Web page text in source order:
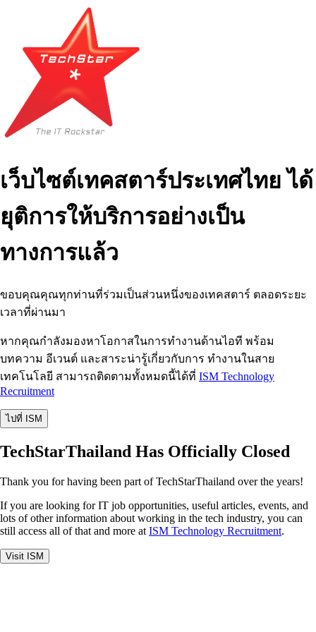
เว็บไซต์เทคสตาร์ประเทศไทย ได้
ยุติการให้บริการอย่างเป็น
ทางการแล้ว
ขอบคุณคุณทุกท่านที่ร่วมเป็นส่วนหนึ่งของเทคสตาร์ ตลอดระยะ
เวลาที่ผ่านมา
หากคุณกำลังมองหาโอกาสในการทำงานด้านไอที พร้อม
บทความ อีเวนต์ และสาระน่ารู้เกี่ยวกับการ ทำงานในสาย
เทคโนโลยี สามารถติดตามทั้งหมดนี้ได้ที่ ISM Technology
Recruitment
ไปที่ ISM
TechStarThailand Has Officially Closed
Thank you for having been part of TechStarThailand over the years!
If you are looking for IT job opportunities, useful articles, events, and
lots of other information about working in the tech industry, you can
still access all of that and more at ISM Technology Recruitment.
Visit ISM